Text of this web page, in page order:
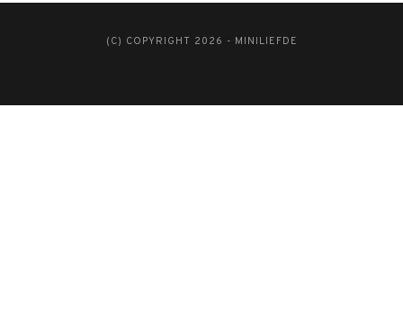
(C) COPYRIGHT 2026 - MINILIEFDE